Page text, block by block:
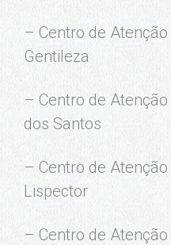
– Centro de
Gentileza
– Centro de
dos Santos
– Centro de
Lispector
– Centro de